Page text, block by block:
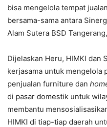
bisa mengelola tempat
bersama-sama antara
Alam Sutera BSD
Dijelaskan Heru, HIMKI dan
kerjasama untuk mengelola
penjualan furniture dan
di pasar domestik untuk
membantu
HIMKI di tiap-tiap daerah